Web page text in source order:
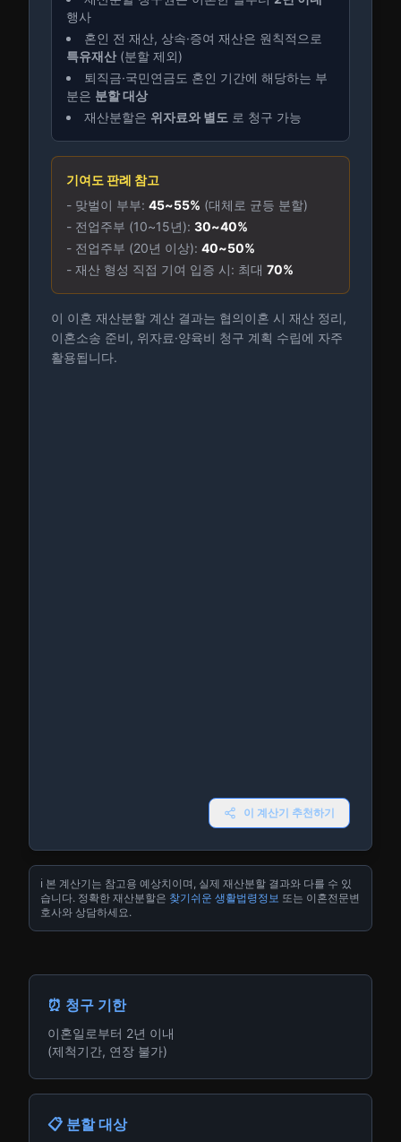
행사
혼인 전 재산, 상속·증여 재산은 원칙적으로
특유재산(분할 제외)
퇴직금·국민연금도 혼인 기간에 해당하는 부
분은 분할 대상
재산분할은 위자료와 별도 로 청구 가능
기여도 판례 참고
- 맞벌이 부부: 45~55% (대체로 균등 분할)
- 전업주부 (10~15년): 30~40%
- 전업주부 (20년 이상): 40~50%
- 재산 형성 직접 기여 입증 시: 최대 70%
이 이혼 재산분할 계산 결과는 협의이혼 시 재산 정리,
이혼소송 준비, 위자료·양육비 청구 계획 수립에 자주
활용됩니다.
이 계산기 추천하기
ℹ️ 본 계산기는 참고용 예상치이며, 실제 재산분할 결과와 다를 수 있
습니다. 정확한 재산분할은 찾기쉬운 생활법령정보 또는 이혼전문변
호사와 상담하세요.
⏰ 청구 기한
이혼일로부터 2년 이내
(제척기간, 연장 불가)
📋 분할 대상